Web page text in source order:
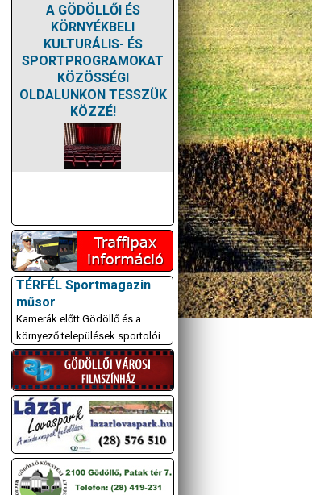
A GÖDÖLLŐI ÉS
KÖRNYÉKBELI
KULTURÁLIS- ÉS
SPORTPROGRAMOKAT
KÖZÖSSÉGI
OLDALUNKON TESSZÜK
KÖZZÉ!
TÉRFÉL Sportmagazin
műsor
Kamerák előtt Gödöllő és a
környező települések sportolói